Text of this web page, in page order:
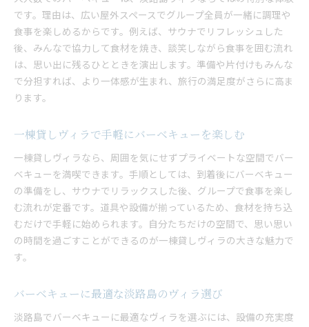
です。理由は、広い屋外スペースでグループ全員が一緒に調理や
食事を楽しめるからです。例えば、サウナでリフレッシュした
後、みんなで協力して食材を焼き、談笑しながら食事を囲む流れ
は、思い出に残るひとときを演出します。準備や片付けもみんな
で分担すれば、より一体感が生まれ、旅行の満足度がさらに高ま
ります。
一棟貸しヴィラで手軽にバーベキューを楽しむ
一棟貸しヴィラなら、周囲を気にせずプライベートな空間でバー
ベキューを満喫できます。手順としては、到着後にバーベキュー
の準備をし、サウナでリラックスした後、グループで食事を楽し
む流れが定番です。道具や設備が揃っているため、食材を持ち込
むだけで手軽に始められます。自分たちだけの空間で、思い思い
の時間を過ごすことができるのが一棟貸しヴィラの大きな魅力で
す。
バーベキューに最適な淡路島のヴィラ選び
淡路島でバーベキューに最適なヴィラを選ぶには、設備の充実度